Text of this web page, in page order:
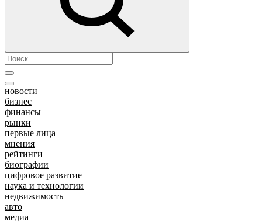
новости
бизнес
финансы
рынки
первые лица
мнения
рейтинги
биографии
цифровое развитие
наука и технологии
недвижимость
авто
медиа